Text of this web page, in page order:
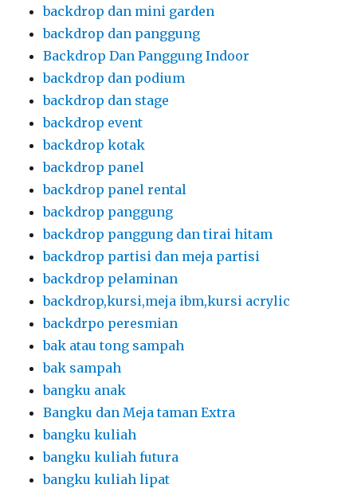
backdrop dan mini garden
backdrop dan panggung
Backdrop Dan Panggung Indoor
backdrop dan podium
backdrop dan stage
backdrop event
backdrop kotak
backdrop panel
backdrop panel rental
backdrop panggung
backdrop panggung dan tirai hitam
backdrop partisi dan meja partisi
backdrop pelaminan
backdrop,kursi,meja ibm,kursi acrylic
backdrpo peresmian
bak atau tong sampah
bak sampah
bangku anak
Bangku dan Meja taman Extra
bangku kuliah
bangku kuliah futura
bangku kuliah lipat